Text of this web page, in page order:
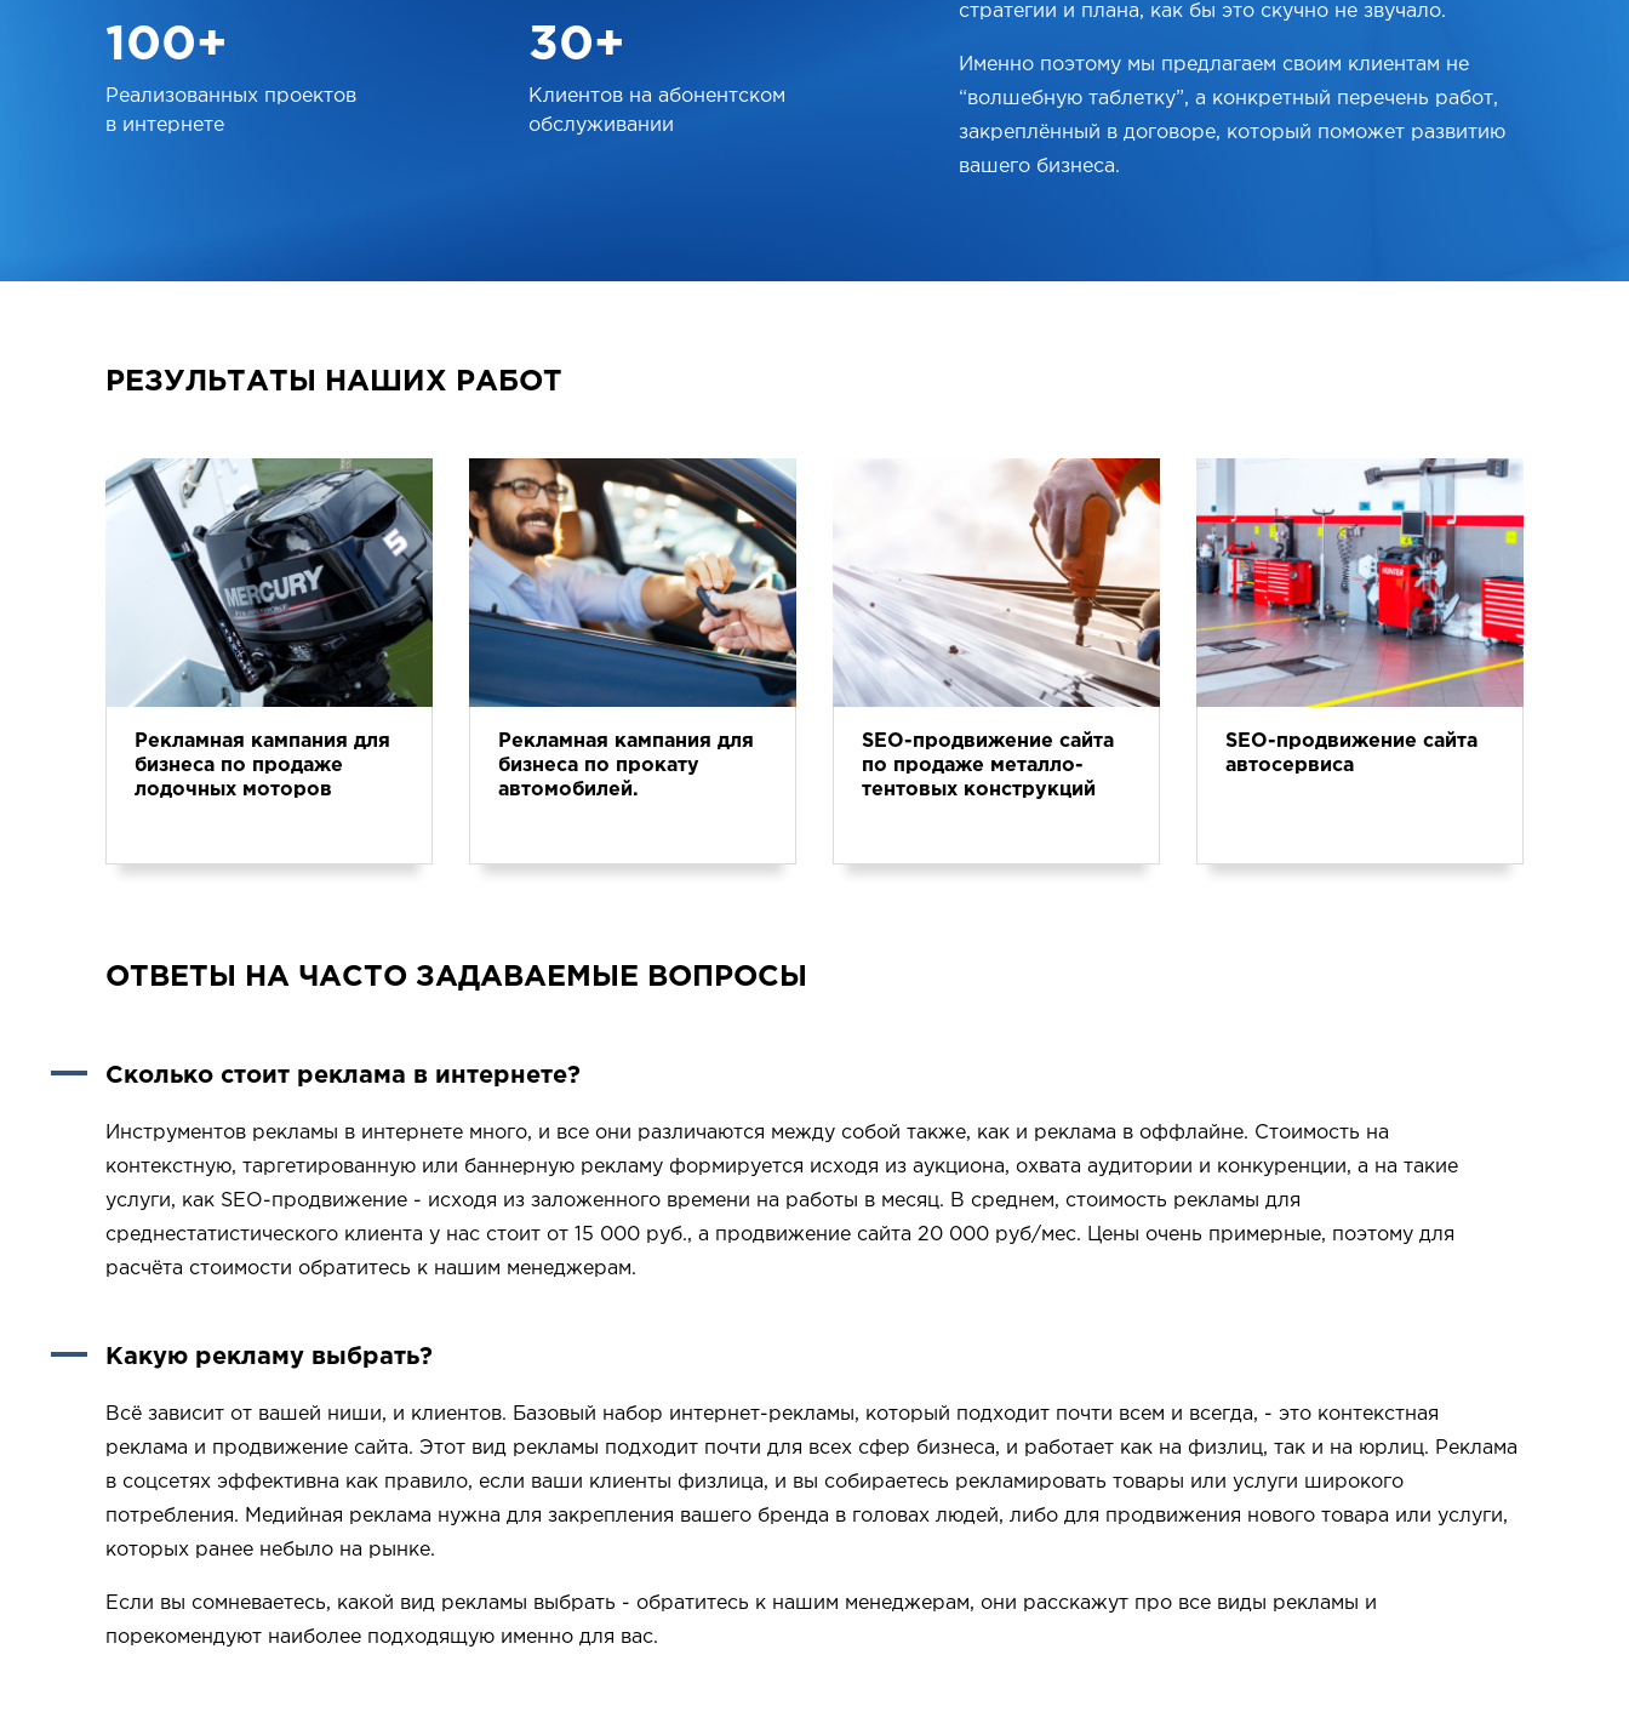
100+
Реализованных проектов
в интернете
30+
Клиентов на абонентском
обслуживании
стратегии и плана, как бы это скучно не звучало.
Именно поэтому мы предлагаем своим клиентам не
“волшебную таблетку”, а конкретный перечень работ,
закреплённый в договоре, который поможет развитию
вашего бизнеса.
РЕЗУЛЬТАТЫ НАШИХ РАБОТ
Рекламная кампания для
бизнеса по продаже
лодочных моторов
Рекламная кампания для
бизнеса по прокату
автомобилей.
SEO-продвижение сайта
по продаже металло-
тентовых конструкций
SEO-продвижение сайта
автосервиса
ОТВЕТЫ НА ЧАСТО ЗАДАВАЕМЫЕ ВОПРОСЫ
Сколько стоит реклама в интернете?
Инструментов рекламы в интернете много, и все они различаются между собой также, как и реклама в оффлайне. Стоимость на
контекстную, таргетированную или баннерную рекламу формируется исходя из аукциона, охвата аудитории и конкуренции, а на такие
услуги, как SEO-продвижение - исходя из заложенного времени на работы в месяц. В среднем, стоимость рекламы для
среднестатистического клиента у нас стоит от 15 000 руб., а продвижение сайта 20 000 руб/мес. Цены очень примерные, поэтому для
расчёта стоимости обратитесь к нашим менеджерам.
Какую рекламу выбрать?
Всё зависит от вашей ниши, и клиентов. Базовый набор интернет-рекламы, который подходит почти всем и всегда, - это контекстная
реклама и продвижение сайта. Этот вид рекламы подходит почти для всех сфер бизнеса, и работает как на физлиц, так и на юрлиц. Реклама
в соцсетях эффективна как правило, если ваши клиенты физлица, и вы собираетесь рекламировать товары или услуги широкого
потребления. Медийная реклама нужна для закрепления вашего бренда в головах людей, либо для продвижения нового товара или услуги,
которых ранее небыло на рынке.
Если вы сомневаетесь, какой вид рекламы выбрать - обратитесь к нашим менеджерам, они расскажут про все виды рекламы и
порекомендуют наиболее подходящую именно для вас.